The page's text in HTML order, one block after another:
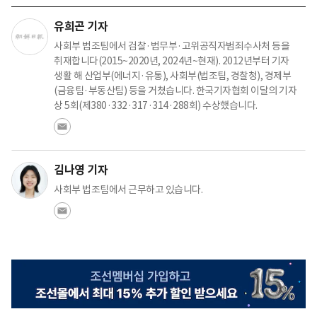
유희곤 기자
사회부 법조팀에서 검찰·법무부·고위공직자범죄수사처 등을
취재합니다(2015~2020년, 2024년~현재). 2012년부터 기자
생활 해 산업부(에너지·유통), 사회부(법조팀, 경찰청), 경제부
(금융팀·부동산팀) 등을 거쳤습니다. 한국기자협회 이달의 기자
상 5회(제380·332·317·314·288회) 수상했습니다.
김나영 기자
사회부 법조팀에서 근무하고 있습니다.